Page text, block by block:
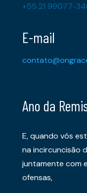
+55 21 99077-
E-mail
Ano da
E, quando vós
na incircuncisão
juntamente com
ofensas,